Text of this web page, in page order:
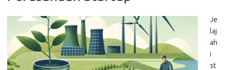
Je
laj
ah
i
st